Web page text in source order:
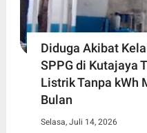
Diduga Akibat
SPPG di Kutajaya
Listrik Tanpa kWh
Bulan
Selasa, Juli 14, 2026